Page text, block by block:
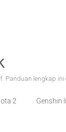
Panduan lengkap
2 Genshin